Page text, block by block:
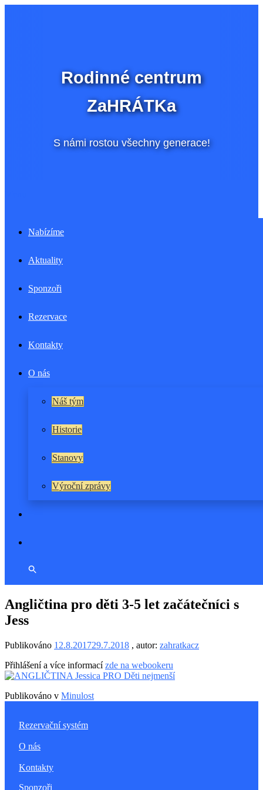
Rodinné centrum
ZaHRÁTKa
S námi rostou všechny generace!
Nabízíme
Aktuality
Sponzoři
Rezervace
Kontakty
O nás
Náš tým
Historie
Stanovy
Výroční zprávy
Angličtina pro děti 3-5 let začátečníci s
Jess
Publikováno 12.8.201729.7.2018 , autor: zahratkacz
Přihlášení a více informacízde na webookeru
Publikováno v Minulost
Rezervační systém
O nás
Kontakty
Sponzoři